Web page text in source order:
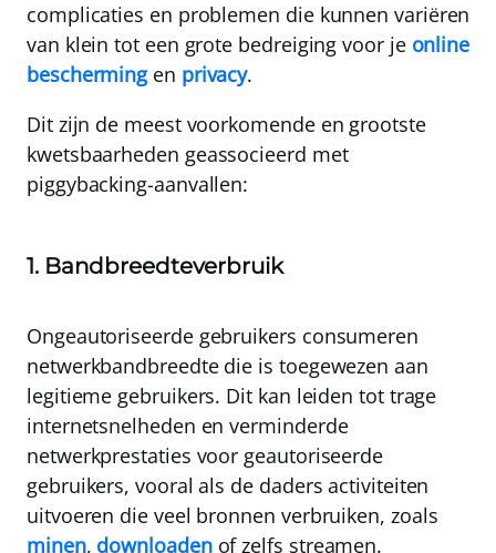
complicaties en problemen die kunnen variëren
van klein tot een grote bedreiging voor je online
beschermingen privacy.
Dit zijn de meest voorkomende en grootste
kwetsbaarheden geassocieerd met
piggybacking-aanvallen:
1. Bandbreedteverbruik
Ongeautoriseerde gebruikers consumeren
netwerkbandbreedte die is toegewezen aan
legitieme gebruikers. Dit kan leiden tot trage
internetsnelheden en verminderde
netwerkprestaties voor geautoriseerde
gebruikers, vooral als de daders activiteiten
uitvoeren die veel bronnen verbruiken, zoals
minen, downloadenof zelfs streamen.